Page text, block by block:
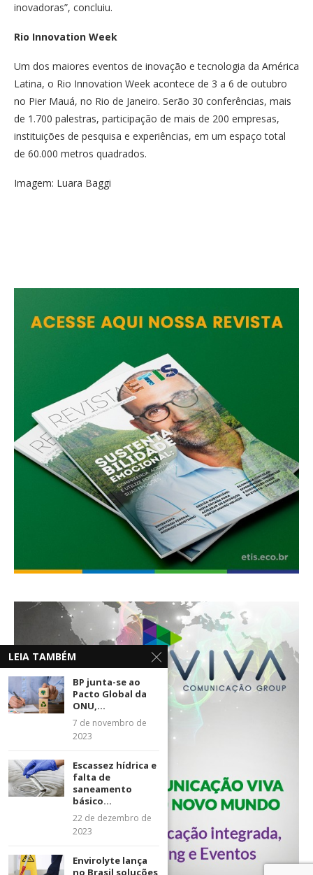
inovadoras”, concluiu.
Rio Innovation Week
Um dos maiores eventos de inovação e tecnologia da América
Latina, o Rio Innovation Week acontece de 3 a 6 de outubro
no Pier Mauá, no Rio de Janeiro. Serão 30 conferências, mais
de 1.700 palestras, participação de mais de 200 empresas,
instituições de pesquisa e experiências, em um espaço total
de 60.000 metros quadrados.
Imagem: Luara Baggi
LEIA TAMBÉM
BP junta-se ao
Pacto Global da
ONU,...
7 de novembro de
2023
Escassez hídrica e
falta de
saneamento
básico...
22 de dezembro de
2023
Envirolyte lança
no Brasil soluções